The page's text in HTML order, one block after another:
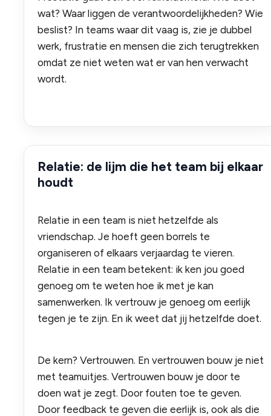
wat? Waar liggen de verantwoordelijkheden? Wie
beslist? In teams waar dit vaag is, zie je dubbel
werk, frustratie en mensen die zich terugtrekken
omdat ze niet weten wat er van hen verwacht
wordt.
Relatie: de lijm die het team bij elkaar
houdt
Relatie in een team is niet hetzelfde als
vriendschap. Je hoeft geen borrels te
organiseren of elkaars verjaardag te vieren.
Relatie in een team betekent: ik ken jou goed
genoeg om te weten hoe ik met je kan
samenwerken. Ik vertrouw je genoeg om eerlijk
tegen je te zijn. En ik weet dat jij hetzelfde doet.
De kern? Vertrouwen. En vertrouwen bouw je niet
met teamuitjes. Vertrouwen bouw je door te
doen wat je zegt. Door fouten toe te geven.
Door feedback te geven die eerlijk is, ook als die